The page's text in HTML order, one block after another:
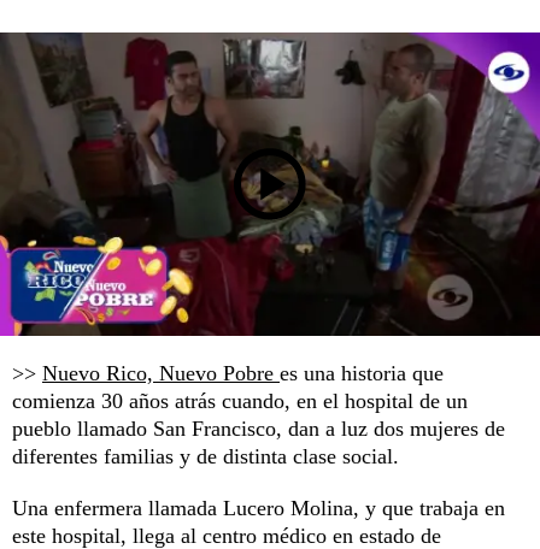
>> Nuevo Rico, Nuevo Pobre es una historia que
comienza 30 años atrás cuando, en el hospital de un
pueblo llamado San Francisco, dan a luz dos mujeres de
diferentes familias y de distinta clase social.
Una enfermera llamada Lucero Molina, y que trabaja en
este hospital, llega al centro médico en estado de